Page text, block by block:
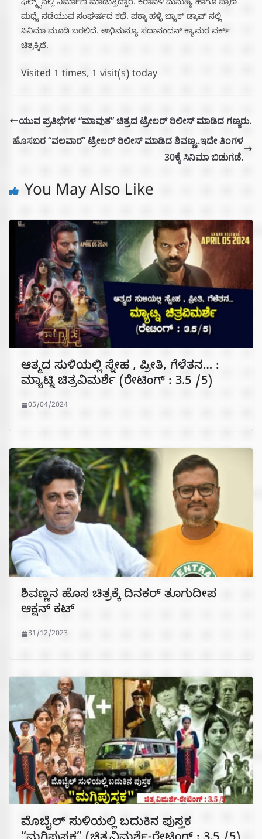
ಫಿಲ್ಮ್ಸ್‌ನಲ್ಲಿ ನಿರ್ಮಾಣ ಮಾಡುತ್ತಿದ್ದಾರೆ. ಕರಾವಳಿ ಮನುಷ್ಯ ಹಾಗೂ ಪ್ರಾಣಿ
ಮಧ್ಯೆ ನಡೆಯುವ ಸಂಘರ್ಷದ ಕಥೆ. ಪಕ್ಕಾ ಹಳ್ಳಿ ಬ್ಯಾಕ್ ಡ್ರಾಪ್ ನಲ್ಲಿ
ಸಿನಿಮಾ ಮೂಡಿ ಬರಲಿದೆ. ಅಭಿಮನ್ಯೂ ಸದಾನಂದನ್ ಕ್ಯಾಮರ ವರ್ಕ್
ಚಿತ್ರಕ್ಕಿದೆ.
Visited 1 times, 1 visit(s) today
ಯುವ ಪ್ರತಿಭೆಗಳ “ಮಾವುತ” ಚಿತ್ರದ ಟ್ರೇಲರ್ ರಿಲೀಸ್ ಮಾಡಿದ ಗಣ್ಯರು.
ಹೊಸಬರ “ವಲವಾರ” ಟ್ರೇಲರ್ ರಿಲೀಸ್ ಮಾಡಿದ ಶಿವಣ್ಣ..ಇದೇ ತಿಂಗಳ
30ಕ್ಕೆ ಸಿನಿಮಾ ಬಿಡುಗಡೆ.
You May Also Like
ಆತ್ಮದ ಸುಳಿಯಲ್ಲಿ ಸ್ನೇಹ , ಪ್ರೀತಿ, ಗೆಳೆತನ… :
ಮ್ಯಾಟ್ನಿ ಚಿತ್ರವಿಮರ್ಶೆ (ರೇಟಿಂಗ್ : 3.5 /5)
05/04/2024
ಶಿವಣ್ಣನ ಹೊಸ ಚಿತ್ರಕ್ಕೆ ದಿನಕರ್ ತೂಗುದೀಪ
ಆಕ್ಷನ್ ಕಟ್
31/12/2023
ಮೊಬೈಲ್ ಸುಳಿಯಲ್ಲಿ ಬದುಕಿನ ಪುಸ್ತಕ